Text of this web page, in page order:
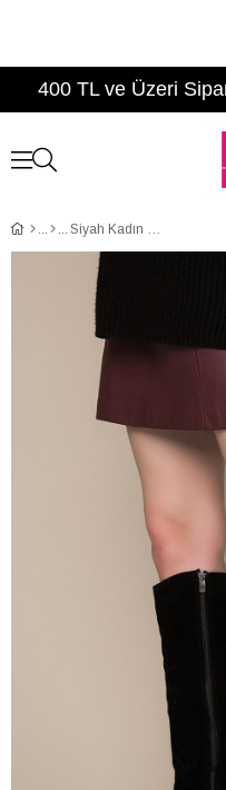
400 TL ve Üzeri
Siyah Kadın Çizme C922643302